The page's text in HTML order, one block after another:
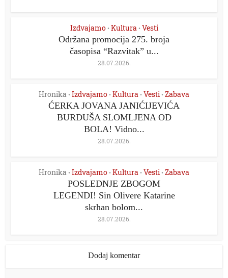
Izdvajamo • Kultura • Vesti
Održana promocija 275. broja
časopisa “Razvitak” u...
28.07.2026.
Hronika • Izdvajamo • Kultura • Vesti • Zabava
ĆERKA JOVANA JANIĆIJEVIĆA
BURDUŠA SLOMLJENA OD
BOLA! Vidno...
28.07.2026.
Hronika • Izdvajamo • Kultura • Vesti • Zabava
POSLEDNJE ZBOGOM
LEGENDI! Sin Olivere Katarine
skrhan bolom...
28.07.2026.
Dodaj komentar